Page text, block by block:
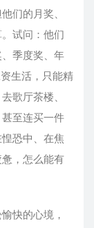
们的月奖、
试问：他们
季度奖、年
生活，只能精
歌厅茶楼、
至连买一件
恐中、在焦
，怎么能有
快的心境，